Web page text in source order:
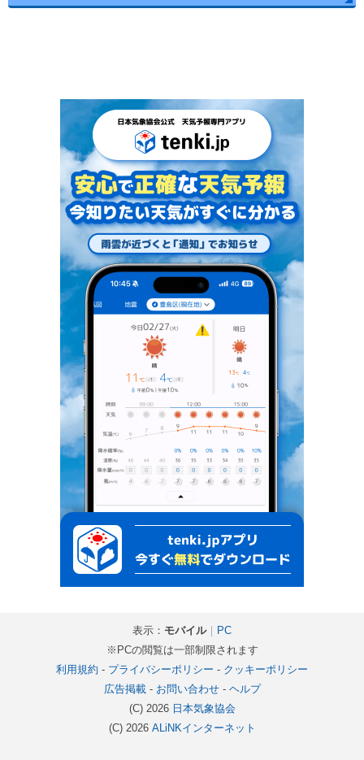
表示： モバイル｜ PC
※PCの閲覧は一部制限されます
利用規約 - プライバシーポリシー - クッキーポリシー
広告掲載- お問い合わせ- ヘルプ
(C) 2026 日本気象協会
(C) 2026 ALiNKインターネット